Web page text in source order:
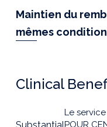
Maintien du
mêmes
Clinical
Le
POUR